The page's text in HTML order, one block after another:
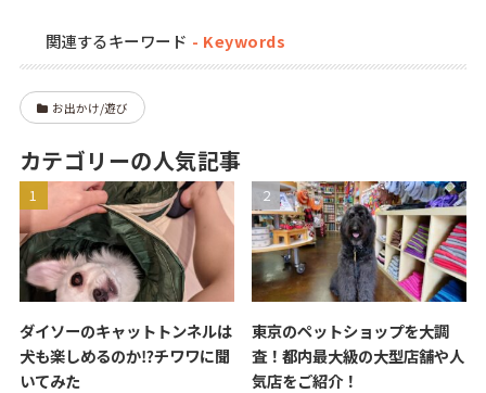
関連するキーワード
お出かけ/遊び
カテゴリーの人気記事
ダイソーのキャットトンネルは
犬も楽しめるのか⁉チワワに聞
いてみた
東京のペットショップを大調
査！都内最大級の大型店舗や人
気店をご紹介！